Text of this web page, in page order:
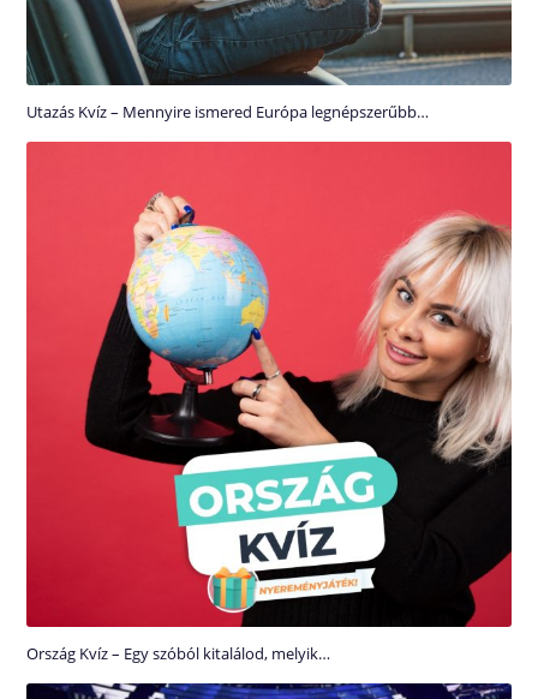
Utazás Kvíz – Mennyire ismered Európa legnépszerűbb…
Ország Kvíz – Egy szóból kitalálod, melyik…